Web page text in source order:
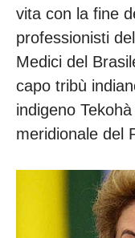
vita con la fine
professionisti
Medici del
capo tribù
indigeno
meridionale del